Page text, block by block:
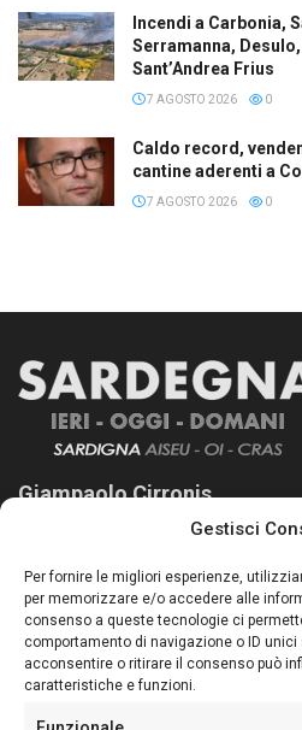
Gestisci
Per fornire le migliori esperienze,
per memorizzare e/o accedere alle
consenso a queste tecnologie ci
comportamento di navigazione o ID unici
acconsentire o ritirare il consenso può
caratteristiche e funzioni.
Incendi a Carbonia,
Serramanna,
Sant’Andrea Frius
7 AGOSTO 2026 0
Caldo record,
cantine aderenti a
7 AGOSTO 2026 0
Giampaolo Cirronis
Sardegna Ieri-Oggi-Domani nasce
lettori su quanto accade in
nostro passato e, soprattutto, al
Follow Us